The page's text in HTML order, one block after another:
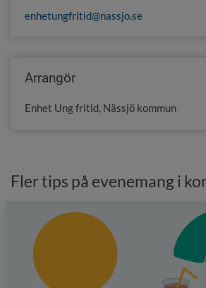
enhetungfritid@nassjo.se
Arrangör
Enhet Ung fritid, Nässjö kommun
Fler tips på evenemang i